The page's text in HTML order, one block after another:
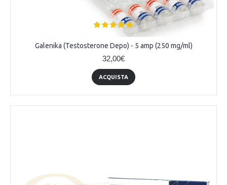
Galenika (Testosterone Depo) - 5 amp (250 mg/ml)
32,00€
ACQUISTA